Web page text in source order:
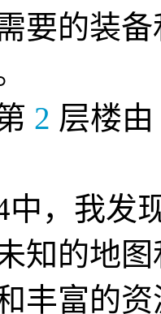
要的装
2 层楼由
中，我发
知的地
丰富的